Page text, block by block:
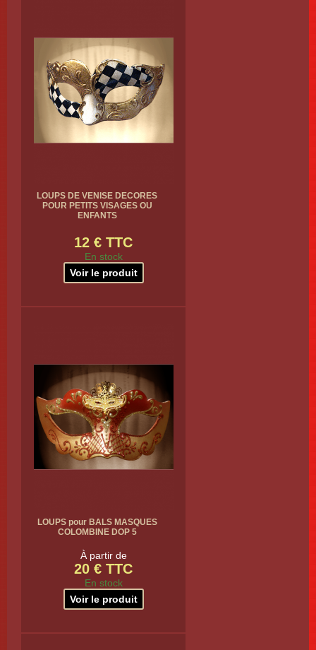
LOUPS DE VENISE DECORES
POUR PETITS VISAGES OU
ENFANTS
12 € TTC
En stock
Voir le produit
LOUPS pour BALS MASQUES
COLOMBINE DOP 5
À partir de
20 € TTC
En stock
Voir le produit